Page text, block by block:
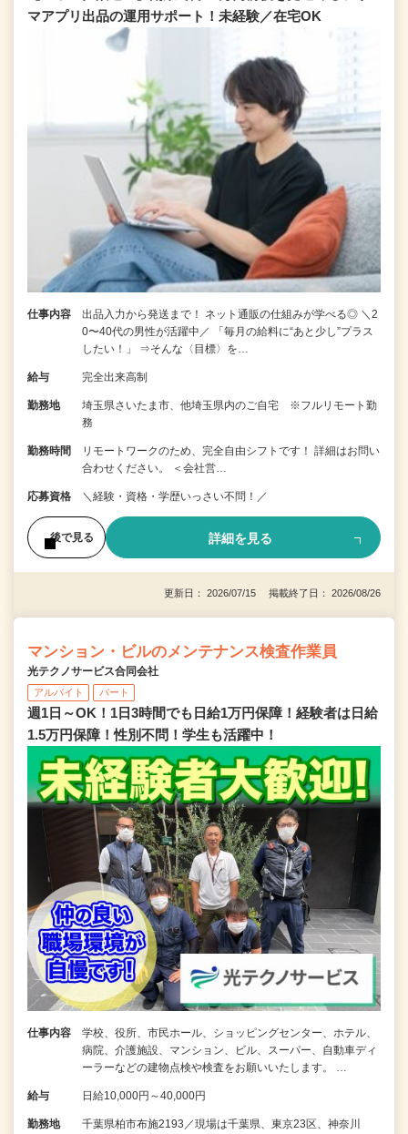
マアプリ出品の運用サポート！未経験／在宅OK
仕事内容
出品入力から発送まで！ ネット通販の仕組みが学べる◎ ＼2
0〜40代の男性が活躍中／ 「毎月の給料に“あと少し”プラス
したい！」 ⇒そんな〈目標〉を…
給与 完全出来高制
勤務地
埼玉県さいたま市、他埼玉県内のご自宅 ※フルリモート勤
務
勤務時間
リモートワークのため、完全自由シフトです！ 詳細はお問い
合わせください。 ＜会社営…
応募資格 ＼経験・資格・学歴いっさい不問！／
後で見る 詳細を見る
更新日： 2026/07/15 掲載終了日： 2026/08/26
マンション・ビルのメンテナンス検査作業員
光テクノサービス合同会社
アルバイト パート
週1日～OK！1日3時間でも日給1万円保障！経験者は日給
1.5万円保障！性別不問！学生も活躍中！
仕事内容
学校、役所、市民ホール、ショッピングセンター、ホテル、
病院、介護施設、マンション、ビル、スーパー、自動車ディ
ーラーなどの建物点検や検査をお願いいたします。 …
給与 日給10,000円～40,000円
勤務地
千葉県柏市布施2193／現場は千葉県、東京23区、神奈川